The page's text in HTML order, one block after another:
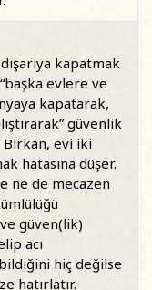
kapatmak
evlere ve
kapatarak,
güvenlik
Birkan, evi iki
hatasına düşer.
ne de mecazen
güven(lik)
acı
hiç değilse
hatırlatır.